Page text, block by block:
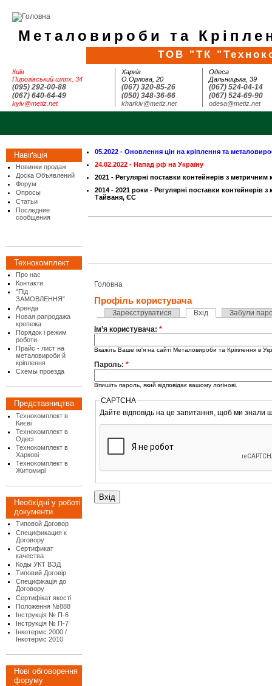
Металовироби та
ТОВ "ТК
Київ
Пирогівський шлях, 34
(095) 292-00-88
(067) 640-64-49
kyiv@metiz.net
Харків
О.Орлова, 20
(067) 320-85-26
(050) 348-36-66
kharkiv@metiz.net
Одеса
Дальницька, 39
(067) 524-04-14
(067) 524-69-90
odesa@metiz.net
Навіґація
Новинки продаж
Доска Объявлений
Форум
Опросы
Статьи
Последние
сообщения
Технокомплект
Про нас
Контакти
"Під
ЗАМОВЛЕННЯ"
Аренда
Новая рапродажа
крепежа
Порядок і режим
роботи
Прайс - лист на
металовироби й
кріплення
Схемы проезда
Представництва
Технокомплект в
Києві
Технокомплект в
Одесі
Технокомплект в
Харкові
Технокомплект в
Житомирі
Необхідні у роботі
документи
Типовой Договор
Спецификация к
Договору
Сертификат
качества
Коды УКТ ВЭД
Типовий Договір
Специфікація до
Договору
Сертифікат якості
Положення №888
Інструкція № П-6
Інструкція № П-7
Інкотермс 2000 /
Інкотермс 2010
Нові обговорення
форуму
05.2022 - Оновлення цін на кріплення та
24.02.2022 - Напад рф на Україну
2021 - Регулярні поставки контейнерів з метричним
2014 - 2021 роки - Регулярні поставки контейнерів з
Тайваня, ЄС
Головна
Профіль користувача
Зареєструватися Вхід
Забули
Ім’я користувача: *
Вкажіть Ваше ім'я на сайті Металовироби та Кріплення в
Пароль: *
Впишіть пароль, який відповідає вашому логінові.
CAPTCHA
Дайте відповідь на це запитання, щоб ми знали